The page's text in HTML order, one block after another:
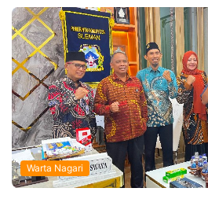
Warta Nagari